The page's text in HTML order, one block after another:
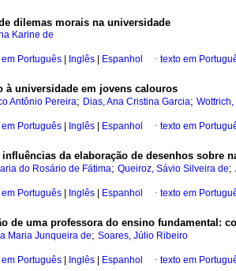
dilemas morais na universidade
Karine de
Português Inglês Espanhol · texto em
à universidade em jovens calouros
Antônio Pereira; Dias, Ana Cristina Garcia;
Português Inglês Espanhol · texto em
influências da elaboração de desenhos sobre
do Rosário de Fátima; Queiroz, Sávio Silveira de;
Português Inglês Espanhol · texto em
de uma professora do ensino fundamental :
Maria Junqueira de; Soares, Júlio Ribeiro
Português Inglês Espanhol · texto em